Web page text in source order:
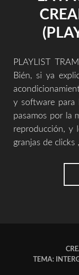
PLAYLIST
Bién, si ya
y software para
pasamos por la
reproducción, y
granjas de clicks
TEMA: